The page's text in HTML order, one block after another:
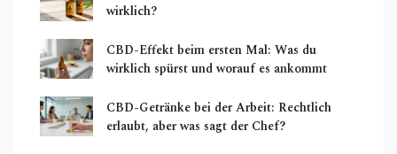
wirklich?
CBD-Effekt beim ersten Mal: Was du
wirklich spürst und worauf es ankommt
CBD-Getränke bei der Arbeit: Rechtlich
erlaubt, aber was sagt der Chef?